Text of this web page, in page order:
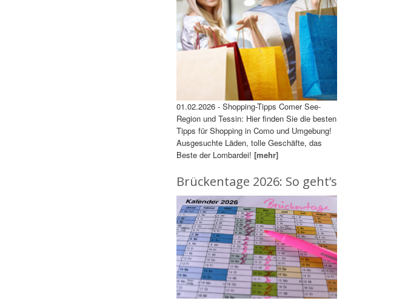
01.02.2026 - Shopping-Tipps Comer See-
Region und Tessin: Hier finden Sie die besten
Tipps für Shopping in Como und Umgebung!
Ausgesuchte Läden, tolle Geschäfte, das
Beste der Lombardei! [mehr]
Brückentage 2026: So geht’s